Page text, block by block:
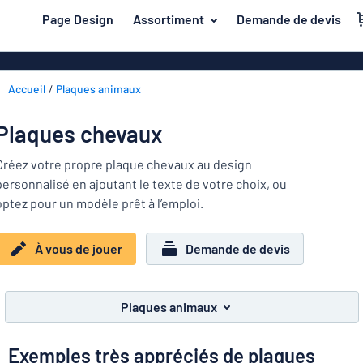
principal
Page Design Assortiment Demande de devis
Porte et boîte aux lettres
Maison et intérieur
Trafic et véhicules
Badges
Plaques animaux
Plaques enfants
Autocollants
Banderoles
Plaques
Plaques
Les
demandés
Matière
Porte
et
aux
lettres
Maison
et
et
au
de jouer
Accueil Plaques animaux
chevaux
votre propre plaque chevaux au design
en ajoutant le texte de votre choix, ou
pour un modèle prêt à l’emploi.
À vous de jouer Demande de devis
Plaques animaux
Exemples très appréciés de plaques